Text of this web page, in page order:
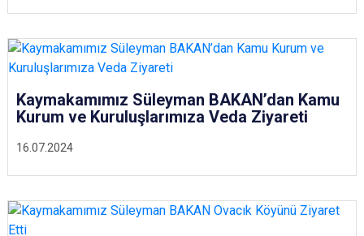
16.07.2024
Kaymakamımız Süleyman BAKAN’dan Kamu
Kurum ve Kuruluşlarımıza Veda Ziyareti